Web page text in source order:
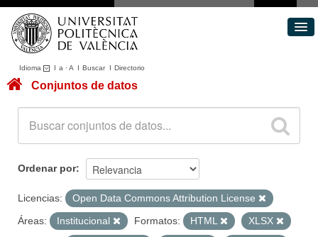
Idioma I a ·A I BuscarI Directorio
Conjuntos de datos
Acerca de
Portal de Transparencia
Conjuntos de datos
Ordenar por
Licencias:
Open Data Commons Attribution License
Áreas:
Institucional Formatos: HTML
XLSX